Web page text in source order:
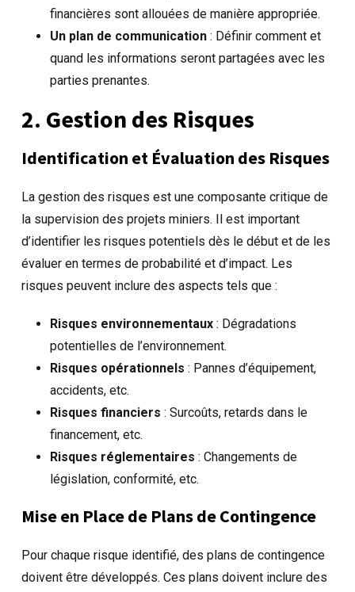
financières sont allouées de manière appropriée.
Un plan de communication : Définir comment et
quand les informations seront partagées avec les
parties prenantes.
2. Gestion des Risques
Identification et Évaluation des Risques
La gestion des risques est une composante critique de
la supervision des projets miniers. Il est important
d’identifier les risques potentiels dès le début et de les
évaluer en termes de probabilité et d’impact. Les
risques peuvent inclure des aspects tels que :
Risques environnementaux : Dégradations
potentielles de l’environnement.
Risques opérationnels : Pannes d’équipement,
accidents, etc.
Risques financiers : Surcoûts, retards dans le
financement, etc.
Risques réglementaires : Changements de
législation, conformité, etc.
Mise en Place de Plans de Contingence
Pour chaque risque identifié, des plans de contingence
doivent être développés. Ces plans doivent inclure des